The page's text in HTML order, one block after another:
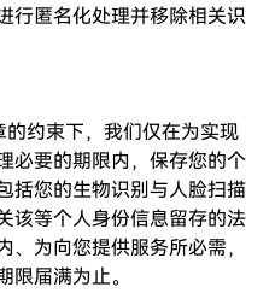
行匿名化处理并移除相关识
约束下，我们仅在为实现
必要的期限内，保存您的个
括您的生物识别与人脸扫描
该等个人身份信息留存的法
为向您提供服务所必需，
限届满为止。